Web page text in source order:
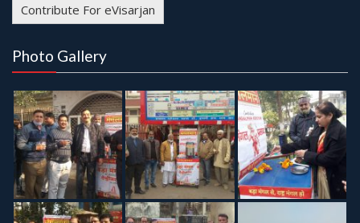
Contribute For eVisarjan
Photo Gallery